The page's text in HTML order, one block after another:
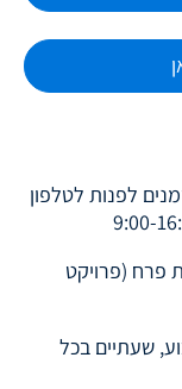
לפנות לטלפון
פרח (פרויקט
שעתיים בכל